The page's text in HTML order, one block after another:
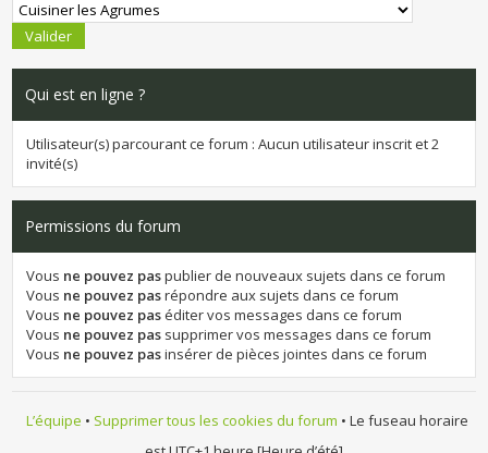
Qui est en ligne ?
Utilisateur(s) parcourant ce forum : Aucun utilisateur inscrit et 2
invité(s)
Permissions du forum
Vous ne pouvez paspublier de nouveaux sujets dans ce forum
Vous ne pouvez pasrépondre aux sujets dans ce forum
Vous ne pouvez paséditer vos messages dans ce forum
Vous ne pouvez pas supprimer vos messages dans ce forum
Vous ne pouvez pasinsérer de pièces jointes dans ce forum
L’équipe • Supprimer tous les cookies du forum • Le fuseau horaire